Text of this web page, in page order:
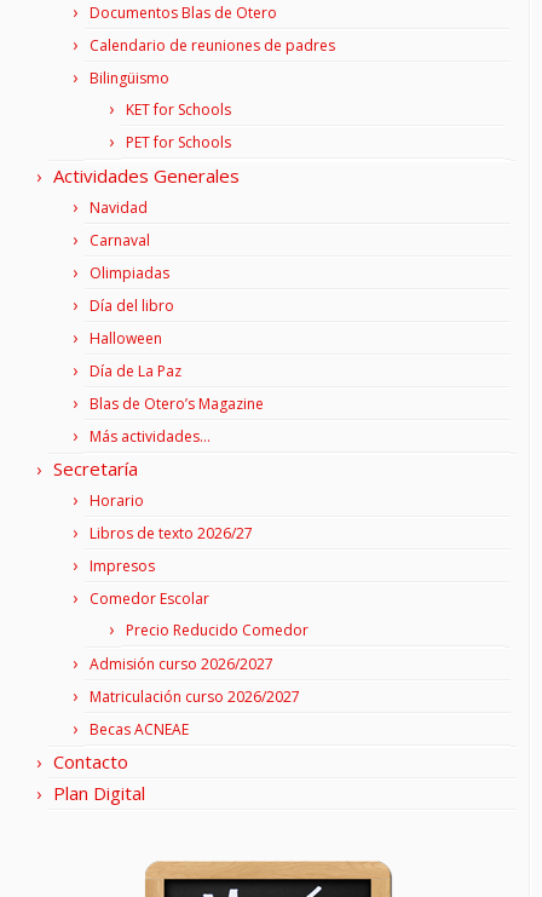
Documentos Blas de Otero
Calendario de reuniones de padres
Bilingüismo
KET for Schools
PET for Schools
Actividades Generales
Navidad
Carnaval
Olimpiadas
Día del libro
Halloween
Día de La Paz
Blas de Otero’s Magazine
Más actividades…
Secretaría
Horario
Libros de texto 2026/27
Impresos
Comedor Escolar
Precio Reducido Comedor
Admisión curso 2026/2027
Matriculación curso 2026/2027
Becas ACNEAE
Contacto
Plan Digital